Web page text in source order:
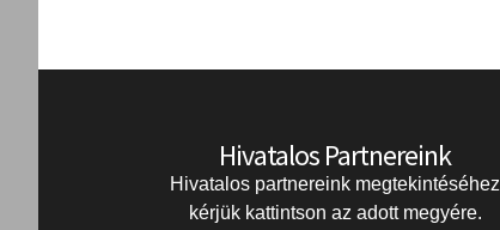
Hivatalos Partnereink
Hivatalos partnereink megtekintéséhez
kérjük kattintson az adott megyére.